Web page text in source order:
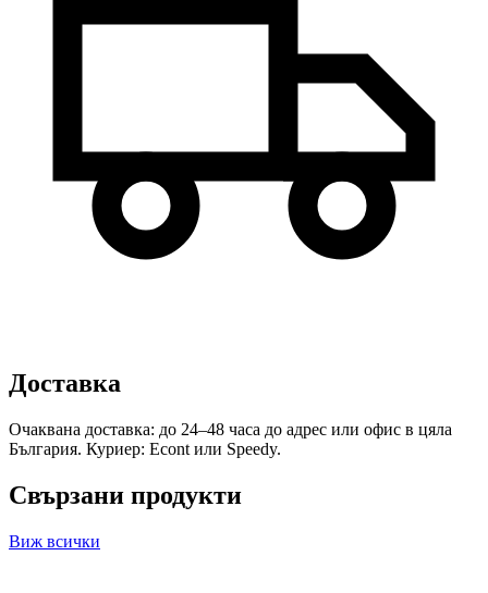
Доставка
Очаквана доставка: до 24–48 часа до адрес или офис в цяла
България. Куриер: Econt или Speedy.
Свързани продукти
Виж всички